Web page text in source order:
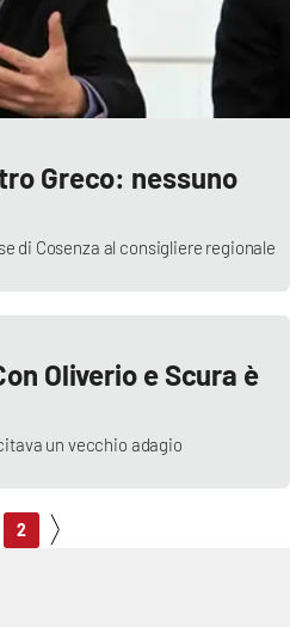
Greco: nessuno
di Cosenza al consigliere regionale
Oliverio e Scura è
un vecchio adagio
2